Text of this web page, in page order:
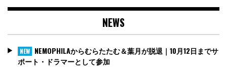
NEWS
NEW NEMOPHILAからむらたたむ＆葉月が脱退｜10月12日までサ
ポート・ドラマーとして参加